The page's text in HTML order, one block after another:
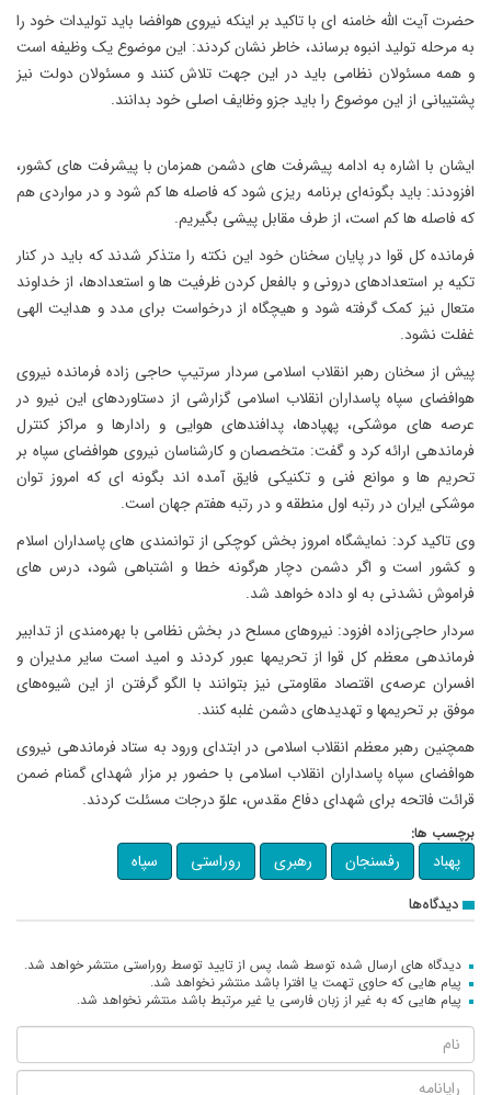
حضرت آیت الله خامنه ای با تاکید بر اینکه نیروی هوافضا باید تولیدات خود را
به مرحله تولید انبوه برساند، خاطر نشان کردند: این موضوع یک وظیفه است
و همه مسئولان نظامی باید در این جهت تلاش کنند و مسئولان دولت نیز
پشتیبانی از این موضوع را باید جزو وظایف اصلی خود بدانند.
ایشان با اشاره به ادامه پیشرفت های دشمن همزمان با پیشرفت های کشور،
افزودند: باید بگونه‌ای برنامه ریزی شود که فاصله ها کم شود و در مواردی هم
که فاصله ها کم است، از طرف مقابل پیشی بگیریم.
فرمانده کل قوا در پایان سخنان خود این نکته را متذکر شدند که باید در کنار
تکیه بر استعدادهای درونی و بالفعل کردن ظرفیت ها و استعدادها، از خداوند
متعال نیز کمک گرفته شود و هیچگاه از درخواست برای مدد و هدایت الهی
غفلت نشود.
پیش از سخنان رهبر انقلاب اسلامی سردار سرتیپ حاجی زاده فرمانده نیروی
هوافضای سپاه پاسداران انقلاب اسلامی گزارشی از دستاوردهای این نیرو در
عرصه های موشکی، پهپادها، پدافندهای هوایی و رادارها و مراکز کنترل
فرماندهی ارائه کرد و گفت: متخصصان و کارشناسان نیروی هوافضای سپاه بر
تحریم ها و موانع فنی و تکنیکی فایق آمده اند بگونه ای که امروز توان
موشکی ایران در رتبه اول منطقه و در رتبه هفتم جهان است.
وی تاکید کرد: نمایشگاه امروز بخش کوچکی از توانمندی های پاسداران اسلام
و کشور است و اگر دشمن دچار هرگونه خطا و اشتباهی شود، درس های
فراموش نشدنی به او داده خواهد شد.
سردار حاجی‌زاده افزود: نیروهای مسلح در بخش نظامی با بهره‌مندی از تدابیر
فرماندهی معظم کل قوا از تحریمها عبور کردند و امید است سایر مدیران و
افسران عرصه‌ی اقتصاد مقاومتی نیز بتوانند با الگو گرفتن از این شیوه‌های
موفق بر تحریمها و تهدیدهای دشمن غلبه کنند.
همچنین رهبر معظم انقلاب اسلامی در ابتدای ورود به ستاد فرماندهی نیروی
هوافضای سپاه پاسداران انقلاب اسلامی با حضور بر مزار شهدای گمنام ضمن
قرائت فاتحه برای شهدای دفاع مقدس، علوّ درجات مسئلت کردند.
برچسب ها:
پهباد رفسنجان رهبری روراستی سپاه
دیدگاه‌ها
دیدگاه های ارسال شده توسط شما، پس از تایید توسط روراستی منتشر خواهد شد.
پیام هایی که حاوی تهمت یا افترا باشد منتشر نخواهد شد.
پیام هایی که به غیر از زبان فارسی یا غیر مرتبط باشد منتشر نخواهد شد.